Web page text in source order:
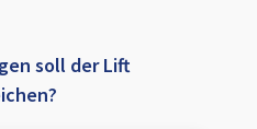
soll der Lift